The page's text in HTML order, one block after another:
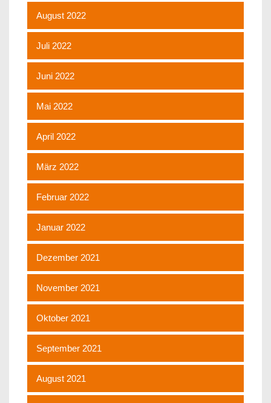
August 2022
Juli 2022
Juni 2022
Mai 2022
April 2022
März 2022
Februar 2022
Januar 2022
Dezember 2021
November 2021
Oktober 2021
September 2021
August 2021